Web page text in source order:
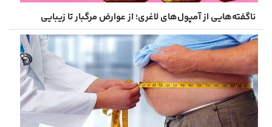
ناگفته‌هایی از آمپول‌های لاغری؛ از عوارض مرگبار تا زیبایی